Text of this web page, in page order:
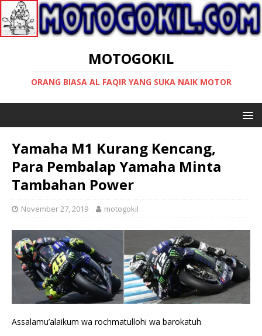
MOTOGOKIL
ORANG BIASA AL FAQIR YANG SUKA NAIK MOTOR
Yamaha M1 Kurang Kencang,
Para Pembalap Yamaha Minta
Tambahan Power
November 27, 2019 motogokil
Assalamu’alaikum wa rochmatullohi wa barokatuh